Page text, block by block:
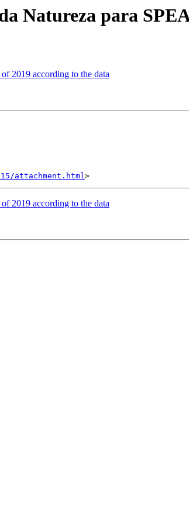
Natureza para
2019 according to the data
attachment.html
2019 according to the data